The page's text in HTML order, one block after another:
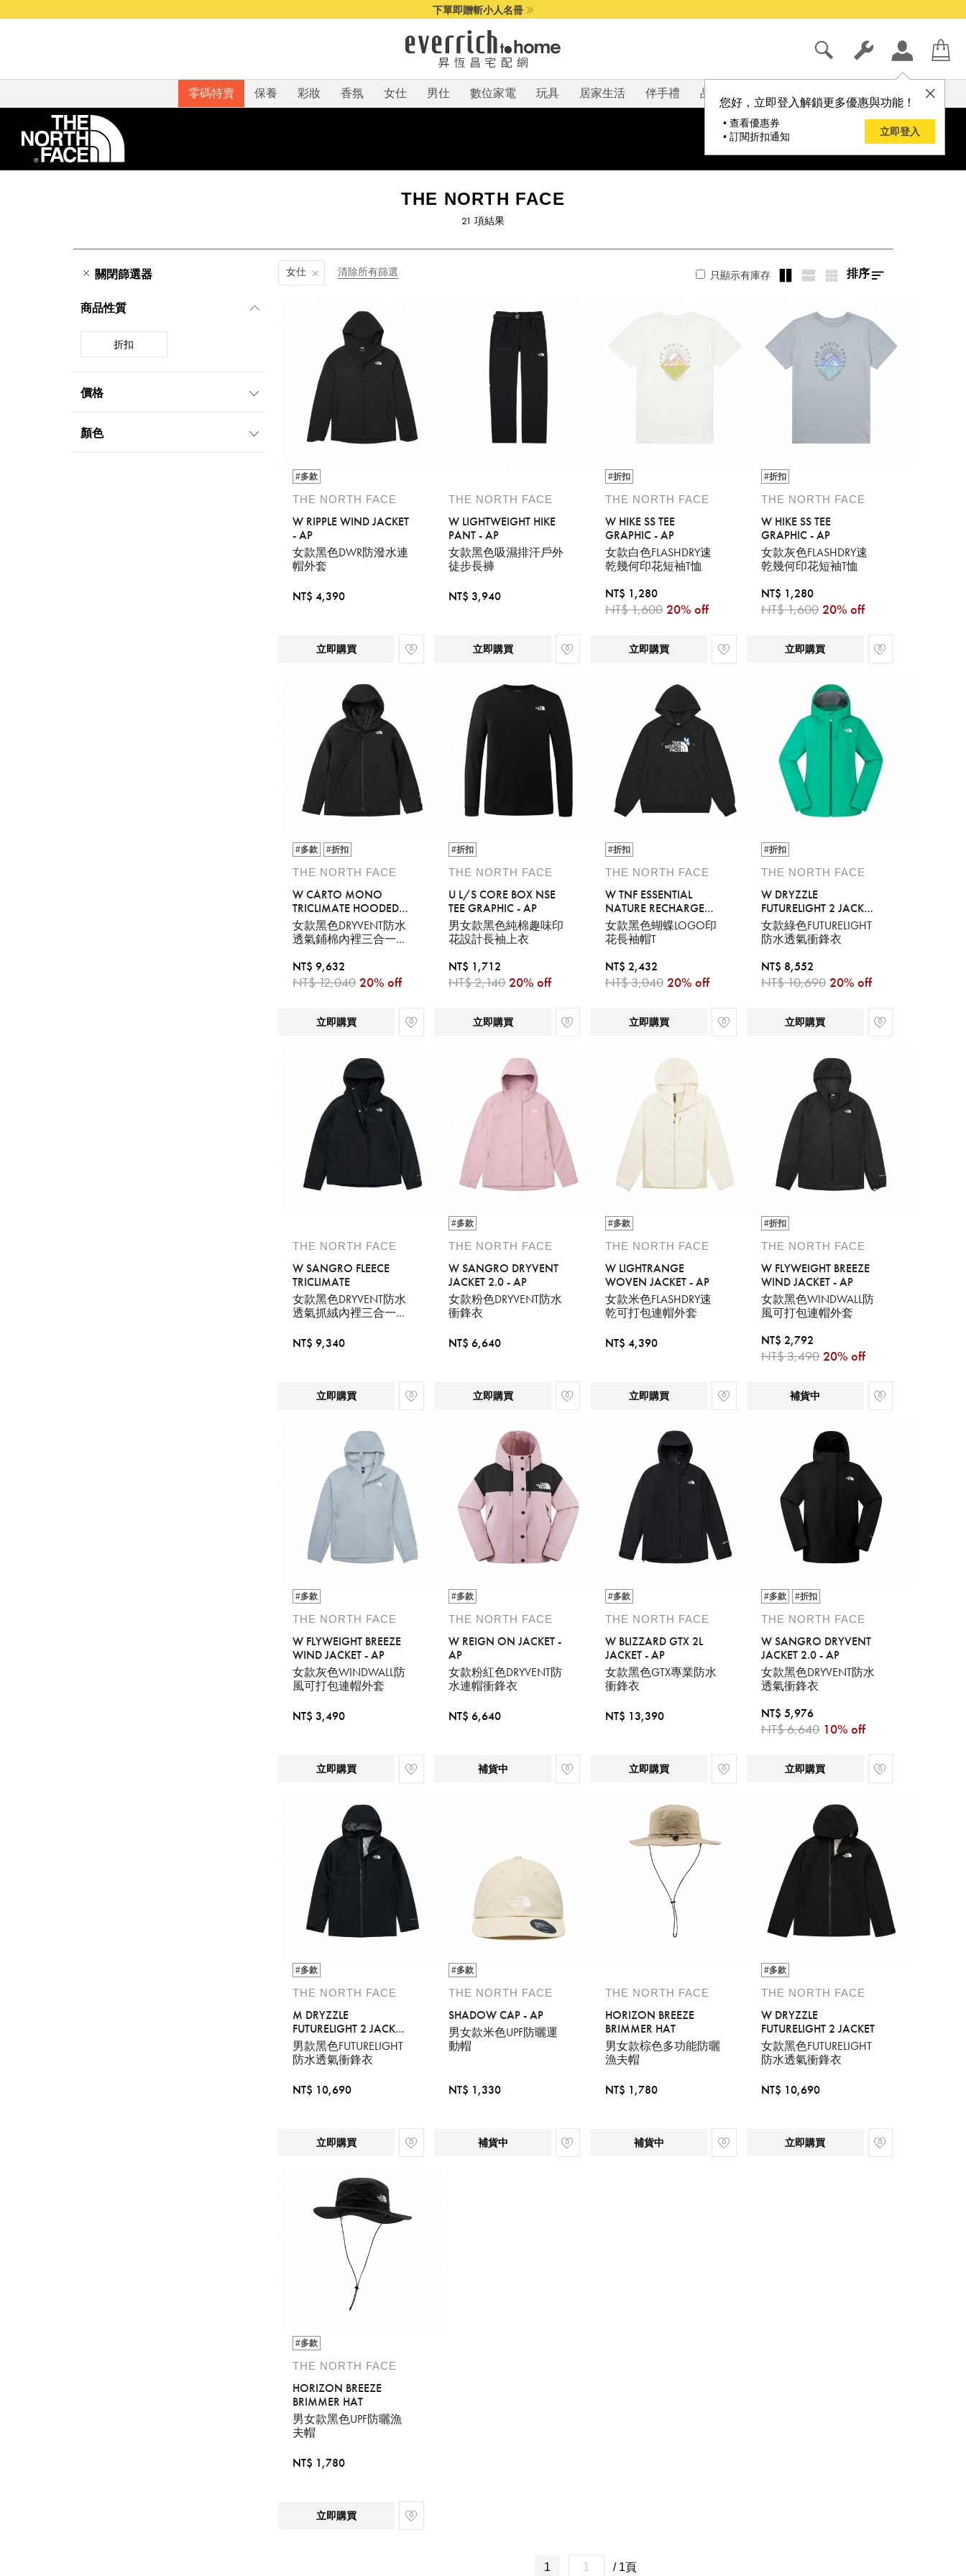
下單即贈斬小人名冊
您好，立即登入解鎖更多優惠與功能！
• 查看優惠券
• 訂閱折扣通知
立即登入
零碼特賣 保養 彩妝 香氛 女仕 男仕 數位家電 玩具 居家生活 伴手禮 品牌
THE NORTH FACE
21 項結果
關閉篩選器 女仕 清除所有篩選 只顯示有庫存 排序
商品性質
折扣
價格
1000元-1999元
顏色
#多款
THE NORTH FACE
W RIPPLE WIND JACKET
- AP
女款黑色DWR防潑水連
帽外套
NT$ 4,390
立即購買
THE NORTH FACE
W LIGHTWEIGHT HIKE
PANT - AP
女款黑色吸濕排汗戶外
徒步長褲
NT$ 3,940
立即購買
#折扣
THE NORTH FACE
W HIKE SS TEE
GRAPHIC - AP
女款白色FLASHDRY速
乾幾何印花短袖T恤
NT$ 1,280
NT$ 1,600 20% off
立即購買
#折扣
THE NORTH FACE
W HIKE SS TEE
GRAPHIC - AP
女款灰色FLASHDRY速
乾幾何印花短袖T恤
NT$ 1,280
NT$ 1,600 20% off
立即購買
#多款 #折扣
THE NORTH FACE
W CARTO MONO
TRICLIMATE HOODED
JACKET - AP
女款黑色DRYVENT防水
透氣鋪棉內裡三合一外
NT$ 9,632
NT$ 12,040 20% off
立即購買
#折扣
THE NORTH FACE
U L/S CORE BOX NSE
TEE GRAPHIC - AP
男女款黑色純棉趣味印
花設計長袖上衣
NT$ 1,712
NT$ 2,140 20% off
立即購買
#折扣
THE NORTH FACE
W TNF ESSENTIAL
NATURE RECHARGE
HOODIE GRAPHIC - AP
女款黑色蝴蝶LOGO印
花長袖帽T
NT$ 2,432
NT$ 3,040 20% off
立即購買
#折扣
THE NORTH FACE
W DRYZZLE
FUTURELIGHT 2 JACKET
- AP
女款綠色FUTURELIGHT
防水透氣衝鋒衣
NT$ 8,552
NT$ 10,690 20% off
立即購買
THE NORTH FACE
W SANGRO FLEECE
TRICLIMATE
女款黑色DRYVENT防水
透氣抓絨內裡三合一外
NT$ 9,340
立即購買
#多款
THE NORTH FACE
W SANGRO DRYVENT
JACKET 2.0 - AP
女款粉色DRYVENT防水
衝鋒衣
NT$ 6,640
立即購買
#多款
THE NORTH FACE
W LIGHTRANGE
WOVEN JACKET - AP
女款米色FLASHDRY速
乾可打包連帽外套
NT$ 4,390
立即購買
#折扣
THE NORTH FACE
W FLYWEIGHT BREEZE
WIND JACKET - AP
女款黑色WINDWALL防
風可打包連帽外套
NT$ 2,792
NT$ 3,490 20% off
補貨中
#多款
THE NORTH FACE
W FLYWEIGHT BREEZE
WIND JACKET - AP
女款灰色WINDWALL防
風可打包連帽外套
NT$ 3,490
立即購買
#多款
THE NORTH FACE
W REIGN ON JACKET -
AP
女款粉紅色DRYVENT防
水連帽衝鋒衣
NT$ 6,640
補貨中
#多款
THE NORTH FACE
W BLIZZARD GTX 2L
JACKET - AP
女款黑色GTX專業防水
衝鋒衣
NT$ 13,390
立即購買
#多款 #折扣
THE NORTH FACE
W SANGRO DRYVENT
JACKET 2.0 - AP
女款黑色DRYVENT防水
透氣衝鋒衣
NT$ 5,976
NT$ 6,640 10% off
立即購買
#多款
THE NORTH FACE
M DRYZZLE
FUTURELIGHT 2 JACKET
- AP
男款黑色FUTURELIGHT
防水透氣衝鋒衣
NT$ 10,690
立即購買
#多款
THE NORTH FACE
SHADOW CAP - AP
男女款米色UPF防曬運
動帽
NT$ 1,330
補貨中
THE NORTH FACE
HORIZON BREEZE
BRIMMER HAT
男女款棕色多功能防曬
漁夫帽
NT$ 1,780
補貨中
#多款
THE NORTH FACE
W DRYZZLE
FUTURELIGHT 2 JACKET
女款黑色FUTURELIGHT
防水透氣衝鋒衣
NT$ 10,690
立即購買
#多款
THE NORTH FACE
HORIZON BREEZE
BRIMMER HAT
男女款黑色UPF防曬漁
夫帽
NT$ 1,780
立即購買
1 / 1頁